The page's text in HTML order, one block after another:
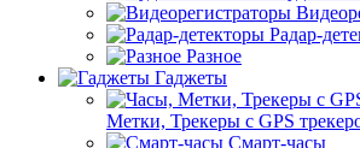
Радар-
Разное
Гаджеты
Метки, Трекеры с GPS
Смарт-часы